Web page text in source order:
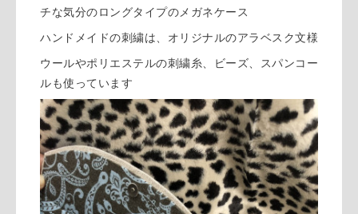
チな気分のロングタイプのメガネケース
ハンドメイドの刺繍は、オリジナルのアラベスク文様
ウールやポリエステルの刺繍糸、ビーズ、スパンコー
ルも使っています